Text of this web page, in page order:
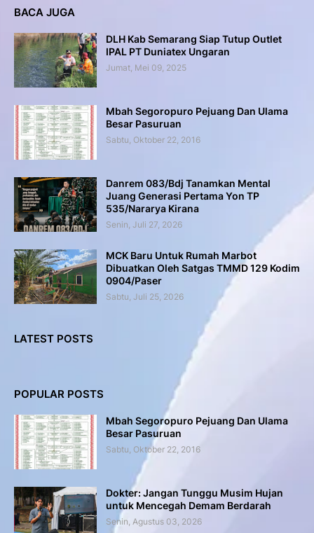
BACA JUGA
DLH Kab Semarang Siap Tutup Outlet
IPAL PT Duniatex Ungaran
Jumat, Mei 09, 2025
Mbah Segoropuro Pejuang Dan Ulama
Besar Pasuruan
Sabtu, Oktober 22, 2016
Danrem 083/Bdj Tanamkan Mental
Juang Generasi Pertama Yon TP
535/Nararya Kirana
Senin, Juli 27, 2026
MCK Baru Untuk Rumah Marbot
Dibuatkan Oleh Satgas TMMD 129 Kodim
0904/Paser
Sabtu, Juli 25, 2026
LATEST POSTS
POPULAR POSTS
Mbah Segoropuro Pejuang Dan Ulama
Besar Pasuruan
Sabtu, Oktober 22, 2016
Dokter: Jangan Tunggu Musim Hujan
untuk Mencegah Demam Berdarah
Senin, Agustus 03, 2026